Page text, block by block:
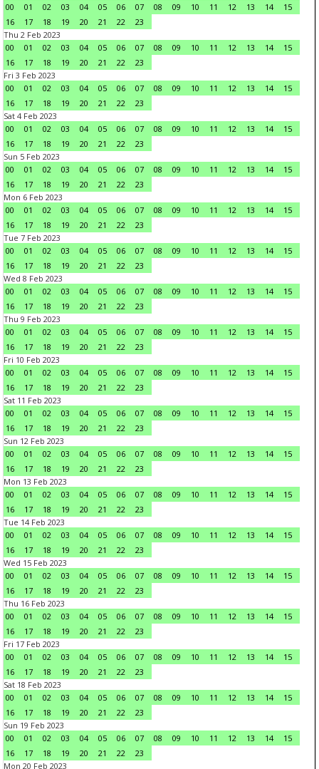
00
01 02 03 04 05 06 07 08 09 10 11 12 13 14
15
16
17 18 19 20 21 22
23
Thu 2 Feb 2023
00
01 02 03 04 05 06 07 08 09 10 11 12 13 14
15
16
17 18 19 20 21 22
23
Fri 3 Feb 2023
00
01 02 03 04 05 06 07 08 09 10 11 12 13 14
15
16
17 18 19 20 21 22
23
Sat 4 Feb 2023
00
01 02 03 04 05 06 07 08 09 10 11 12 13 14
15
16
17 18 19 20 21 22
23
Sun 5 Feb 2023
00
01 02 03 04 05 06 07 08 09 10 11 12 13 14
15
16
17 18 19 20 21 22
23
Mon 6 Feb 2023
00
01 02 03 04 05 06 07 08 09 10 11 12 13 14
15
16
17 18 19 20 21 22
23
Tue 7 Feb 2023
00
01 02 03 04 05 06 07 08 09 10 11 12 13 14
15
16
17 18 19 20 21 22
23
Wed 8 Feb 2023
00
01 02 03 04 05 06 07 08 09 10 11 12 13 14
15
16
17 18 19 20 21 22
23
Thu 9 Feb 2023
00
01 02 03 04 05 06 07 08 09 10 11 12 13 14
15
16
17 18 19 20 21 22
23
Fri 10 Feb 2023
00
01 02 03 04 05 06 07 08 09 10 11 12 13 14
15
16
17 18 19 20 21 22
23
Sat 11 Feb 2023
00
01 02 03 04 05 06 07 08 09 10 11 12 13 14
15
16
17 18 19 20 21 22
23
Sun 12 Feb 2023
00
01 02 03 04 05 06 07 08 09 10 11 12 13 14
15
16
17 18 19 20 21 22
23
Mon 13 Feb 2023
00
01 02 03 04 05 06 07 08 09 10 11 12 13 14
15
16
17 18 19 20 21 22
23
Tue 14 Feb 2023
00
01 02 03 04 05 06 07 08 09 10 11 12 13 14
15
16
17 18 19 20 21 22
23
Wed 15 Feb 2023
00
01 02 03 04 05 06 07 08 09 10 11 12 13 14
15
16
17 18 19 20 21 22
23
Thu 16 Feb 2023
00
01 02 03 04 05 06 07 08 09 10 11 12 13 14
15
16
17 18 19 20 21 22
23
Fri 17 Feb 2023
00
01 02 03 04 05 06 07 08 09 10 11 12 13 14
15
16
17 18 19 20 21 22
23
Sat 18 Feb 2023
00
01 02 03 04 05 06 07 08 09 10 11 12 13 14
15
16
17 18 19 20 21 22
23
Sun 19 Feb 2023
00
01 02 03 04 05 06 07 08 09 10 11 12 13 14
15
16
17 18 19 20 21 22
23
Mon 20 Feb 2023